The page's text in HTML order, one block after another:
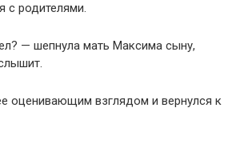
с родителями.
— шепнула мать Максима сыну,
оценивающим взглядом и вернулся к